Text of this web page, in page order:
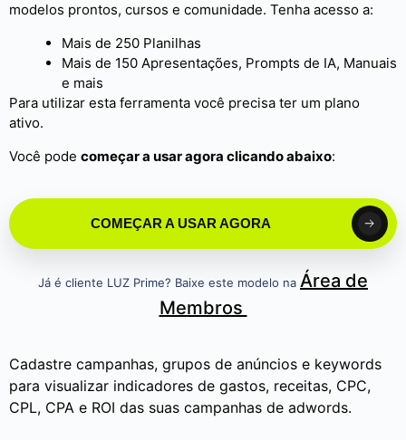
modelos prontos, cursos e comunidade. Tenha acesso a:
Mais de 250 Planilhas
Mais de 150 Apresentações, Prompts de IA, Manuais
e mais
Para utilizar esta ferramenta você precisa ter um plano
ativo.
Você pode começar a usar agora clicando abaixo:
COMEÇAR A USAR AGORA
Já é cliente LUZ Prime? Baixe este modelo na Área de
Membros
Cadastre campanhas, grupos de anúncios e keywords
para visualizar indicadores de gastos, receitas, CPC,
CPL, CPA e ROI das suas campanhas de adwords.